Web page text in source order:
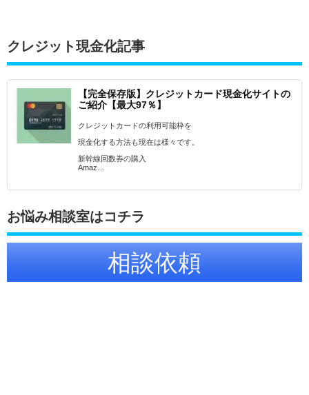
クレジット現金化記事
【完全保存版】クレジットカード現金化サイトの
ご紹介【最大97％】
クレジットカードの利用可能枠を
現金化する方法も現在は様々です。
新幹線回数券の購入
Amaz…
お悩み相談室はコチラ
相談依頼